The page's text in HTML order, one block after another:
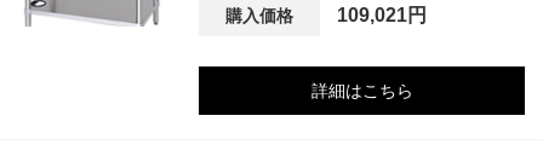
購入価格 109,021円
詳細はこちら